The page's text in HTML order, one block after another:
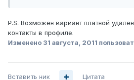
P.S. Возможен вариант платной
контакты в профиле.
Изменено 31 августа, 2011
Вставить ник Цитата